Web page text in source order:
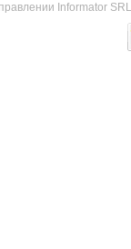
Informator SRL